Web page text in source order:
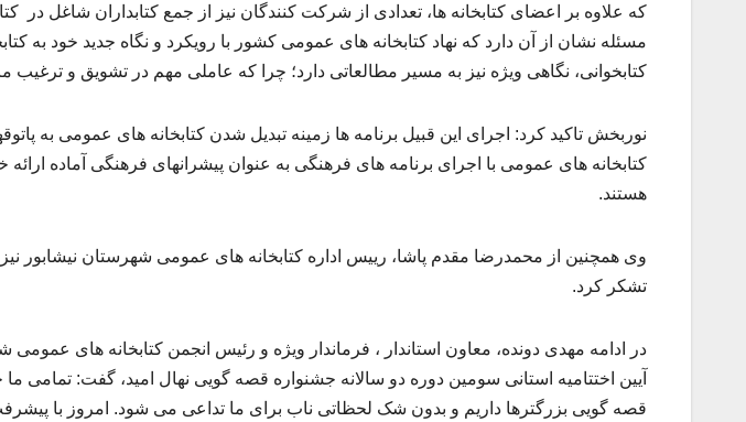
که علاوه بر اعضای کتابخانه ها، تعدادی از شرکت کنندگان نیز از جمع کتابداران شاغل در
مسئله نشان از آن دارد که نهاد کتابخانه های عمومی کشور با رویکرد و نگاه جدید خود به
کتابخوانی، نگاهی ویژه نیز به مسیر مطالعاتی دارد؛ چرا که عاملی مهم در تشویق و
نوربخش تاکید کرد: اجرای این قبیل برنامه ها زمینه تبدیل شدن کتابخانه های عمومی به
کتابخانه های عمومی با اجرای برنامه های فرهنگی به عنوان پیشرانهای فرهنگی آماده
هستند.
وی همچنین از محمدرضا مقدم پاشا، رییس اداره کتابخانه های عمومی شهرستان نیشابور نیز
تشکر کرد.
در ادامه مهدی دونده، معاون استاندار ، فرماندار ویژه و رئیس انجمن کتابخانه های عمومی
آیین اختتامیه استانی سومین دوره دو سالانه جشنواره قصه گویی نهال امید، گفت: تمامی
قصه گویی بزرگترها داریم و بدون شک لحظاتی ناب برای ما تداعی می شود. امروز با